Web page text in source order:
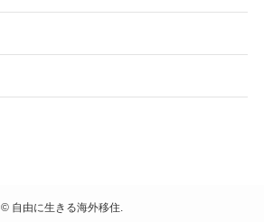
©自由に生きる海外移住.